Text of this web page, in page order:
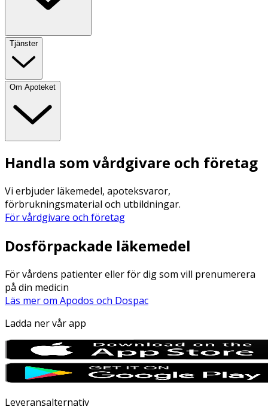
Tjänster
Om Apoteket
Handla som vårdgivare och företag
Vi erbjuder läkemedel, apoteksvaror,
förbrukningsmaterial och utbildningar.
För vårdgivare och företag
Dosförpackade läkemedel
För vårdens patienter eller för dig som vill prenumerera
på din medicin
Läs mer om Apodos och Dospac
Ladda ner vår app
Leveransalternativ